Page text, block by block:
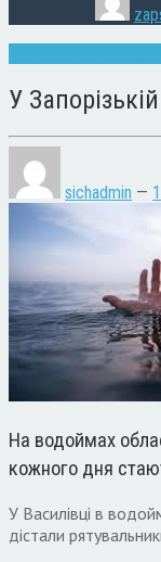
У
sichadmin —
На водоймах
кожного дня
У Василівці в
дістали